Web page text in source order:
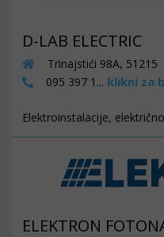
D-LAB ELECTRIC
Trinajstići 98A,
095 397 1... klikni za
Elektroinstalacije,
ELEKTRON